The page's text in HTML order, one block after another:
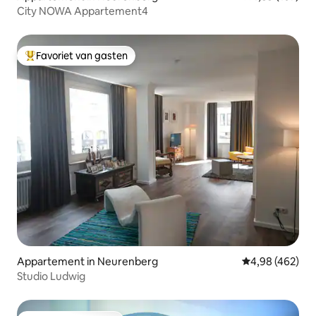
City NOWA Appartement4
Topfavoriet van gasten
Favoriet van gasten
Appartement in Neurenberg Gemiddelde
4,98 (462)
Studio Ludwig